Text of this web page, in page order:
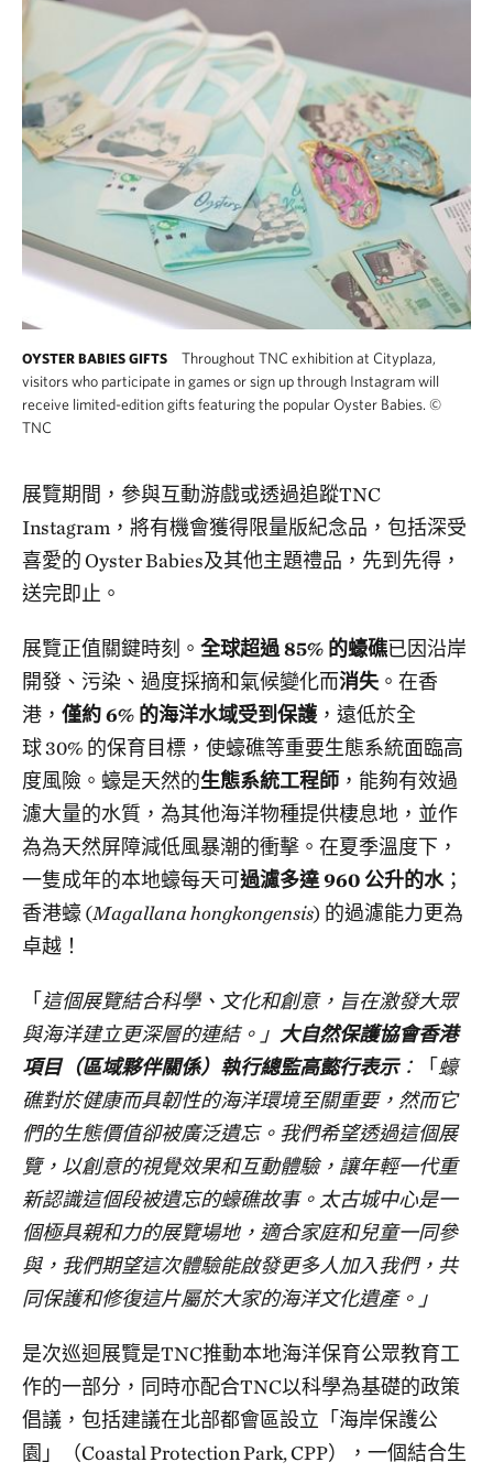
OYSTER BABIES GIFTS
Throughout TNC exhibition at Cityplaza,
visitors who participate in games or sign up through Instagram will
receive limited-edition gifts featuring the popular Oyster Babies. ©
TNC
展覽期間，參與互動游戲或透過追蹤TNC
Instagram，將有機會獲得限量版紀念品，包括深受
喜愛的 Oyster Babies及其他主題禮品，先到先得，
送完即止。
展覽正值關鍵時刻。 全球超過 85% 的蠔礁已因沿岸
開發、污染、過度採摘和氣候變化而消失 。在香
港， 僅約 6% 的海洋水域受到保護 ，遠低於全
球 30% 的保育目標，使蠔礁等重要生態系統面臨高
度風險。蠔是天然的生態系統工程師 ，能夠有效過
濾大量的水質，為其他海洋物種提供棲息地，並作
為為天然屏障減低風暴潮的衝擊。在夏季溫度下，
一隻成年的本地蠔每天可過濾多達 960 公升的水；
香港蠔 (Magallana hongkongensis) 的過濾能力更為
卓越！
「 這個展覽結合科學、文化和創意，旨在激發大眾
與海洋建立更深層的連結。」 大自然保護協會香港
項目（區域夥伴關係）執行總監高㦤行表示： 「 蠔
礁對於健康而具韌性的海洋環境至關重要，然而它
們的生態價值卻被廣泛遺忘。我們希望透過這個展
覽，以創意的視覺效果和互動體驗，讓年輕一代重
新認識這個段被遺忘的蠔礁故事。太古城中心是一
個極具親和力的展覽場地，適合家庭和兒童一同參
與，我們期望這次體驗能啟發更多人加入我們，共
同保護和修復這片屬於大家的海洋文化遺產。」
是次巡迴展覽是TNC推動本地海洋保育公眾教育工
作的一部分，同時亦配合TNC以科學為基礎的政策
倡議，包括建議在北部都會區設立「海岸保護公
園」（Coastal Protection Park, CPP），一個結合生